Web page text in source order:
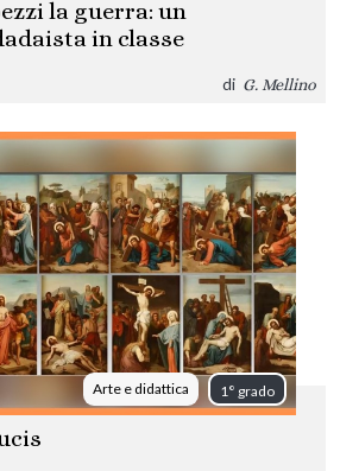
la guerra: un
in classe
di G. Mellino
Arte e didattica 1° grado